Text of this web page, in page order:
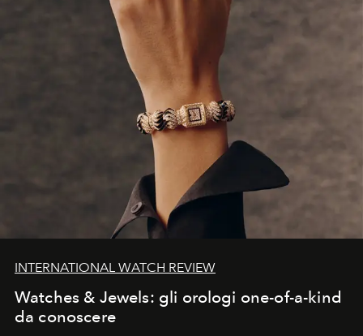
INTERNATIONAL WATCH REVIEW
Watches & Jewels: gli orologi one-of-a-kind
da conoscere